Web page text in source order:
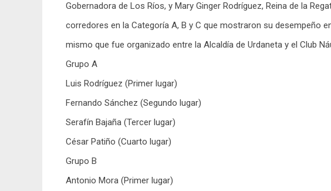
Gobernadora de Los Ríos, y Mary Ginger Rodríguez, Reina de la
corredores en la Categoría A, B y C que mostraron su desempeño
mismo que fue organizado entre la Alcaldía de Urdaneta y el Club
Grupo A
Luis Rodríguez (Primer lugar)
Fernando Sánchez (Segundo lugar)
Serafín Bajaña (Tercer lugar)
César Patiño (Cuarto lugar)
Grupo B
Antonio Mora (Primer lugar)